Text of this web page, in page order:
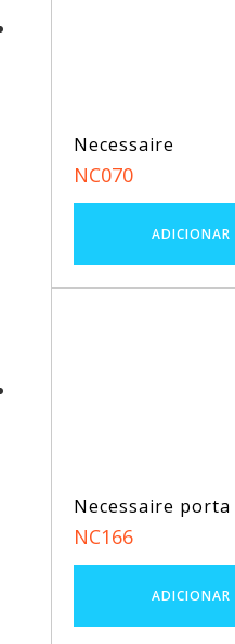
Necessaire
NC070
Necessaire
NC166